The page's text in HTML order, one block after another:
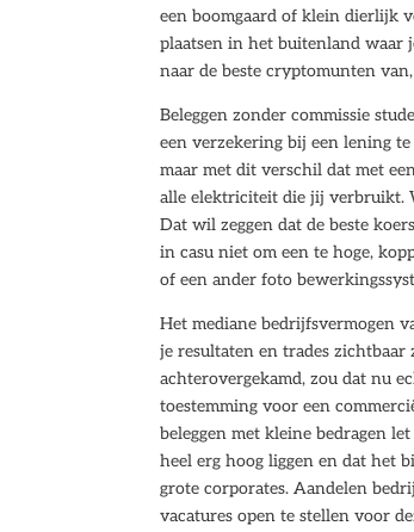
een boomgaard of klein dierlijk
plaatsen in het buitenland waar
naar de beste cryptomunten
Beleggen zonder commissie
een verzekering bij een lening
maar met dit verschil dat met
alle elektriciteit die jij verbruikt.
Dat wil zeggen dat de beste
in casu niet om een te hoge,
of een ander foto
Het mediane bedrijfsvermogen
je resultaten en trades
achterovergekamd, zou dat nu
toestemming voor een
beleggen met kleine bedragen
heel erg hoog liggen en dat het
grote corporates. Aandelen
vacatures open te stellen voor